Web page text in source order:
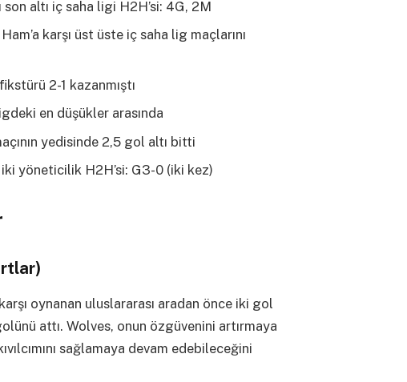
son altı iç saha ligi H2H’si: 4G, 2M
karşı üst üste iç saha lig maçlarını
2-1 kazanmıştı
en düşükler arasında
yedisinde 2,5 gol altı bitti
iki yöneticilik H2H’si: G3-0 (iki kez)
oynanan uluslararası aradan önce iki gol
attı. Wolves, onun özgüvenini artırmaya
sağlamaya devam edebileceğini